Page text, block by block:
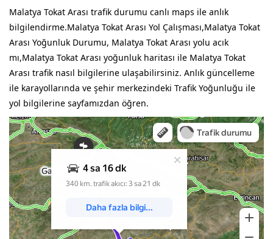
Malatya Tokat Arası trafik durumu canlı maps ile anlık
bilgilendirme.Malatya Tokat Arası Yol Çalışması,Malatya Tokat
Arası Yoğunluk Durumu, Malatya Tokat Arası yolu acık
mı,Malatya Tokat Arası yoğunluk haritası ile Malatya Tokat
Arası trafik nasıl bilgilerine ulaşabilirsiniz. Anlık güncelleme
ile karayollarında ve şehir merkezindeki Trafik Yoğunluğu ile
yol bilgilerine sayfamızdan öğren.